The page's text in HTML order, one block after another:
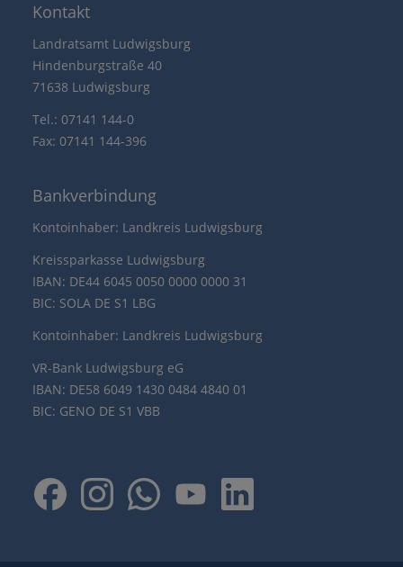
Kontakt
Landratsamt Ludwigsburg
Hindenburgstraße 40
71638 Ludwigsburg
Tel.: 07141 144-0
Fax: 07141 144-396
Bankverbindung
Kontoinhaber: Landkreis Ludwigsburg
Kreissparkasse Ludwigsburg
IBAN: DE44 6045 0050 0000 0000 31
BIC: SOLA DE S1 LBG
Kontoinhaber: Landkreis Ludwigsburg
VR-Bank Ludwigsburg eG
IBAN: DE58 6049 1430 0484 4840 01
BIC: GENO DE S1 VBB